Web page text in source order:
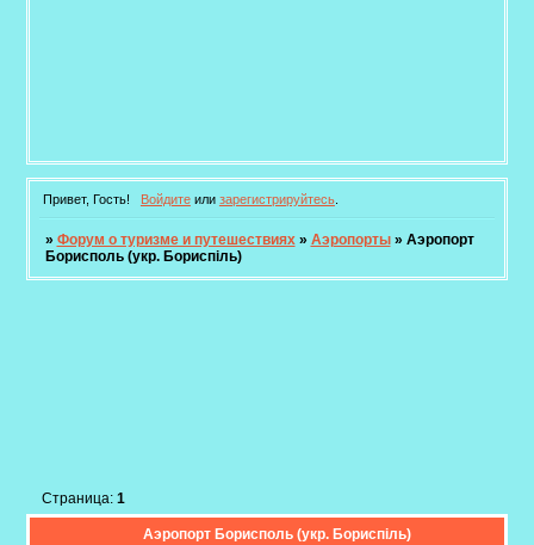
Привет, Гость! Войдитеили зарегистрируйтесь.
» Форум о туризме и путешествиях » Аэропорты » Аэропорт
Борисполь (укр. Бориспіль)
Аэропорт Борисполь (укр. Бориспіль)
Страница: 1